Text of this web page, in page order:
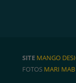
SITE MANGO
FOTOS MARI